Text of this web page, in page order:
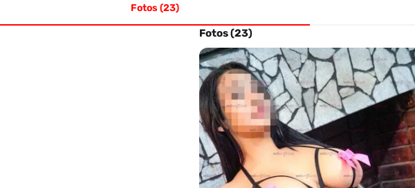
Sin perfil verificado
Sin evaluación reciente
No tiene evaluaciones en los últimos 30 días
Sin tasa alta de recomendación
No alcanza el 70% de recomendación entre clientes
Fotos (23)
Fotos (23)